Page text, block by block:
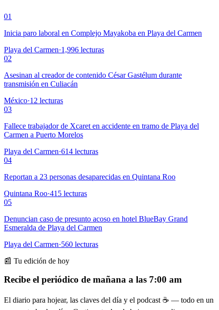
01
Inicia paro laboral en Complejo Mayakoba en Playa del Carmen
Playa del Carmen·1,996 lecturas
02
Asesinan al creador de contenido César Gastélum durante
transmisión en Culiacán
México·12 lecturas
03
Fallece trabajador de Xcaret en accidente en tramo de Playa del
Carmen a Puerto Morelos
Playa del Carmen·614 lecturas
04
Reportan a 23 personas desaparecidas en Quintana Roo
Quintana Roo·415 lecturas
05
Denuncian caso de presunto acoso en hotel BlueBay Grand
Esmeralda de Playa del Carmen
Playa del Carmen·560 lecturas
📰 Tu edición de hoy
Recibe el periódico de mañana a las 7:00 am
El diario para hojear, las claves del día y el podcast ☕ — todo en un